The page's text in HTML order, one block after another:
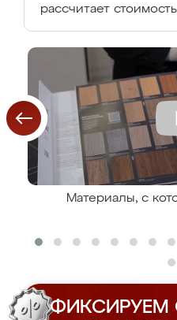
рассчитает
Материалы, с
ФИКСИРУЕМ